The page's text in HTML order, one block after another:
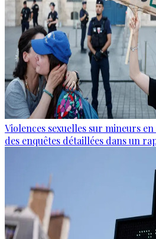
Violences sexuelles sur mineurs
des enquêtes détaillées dans un